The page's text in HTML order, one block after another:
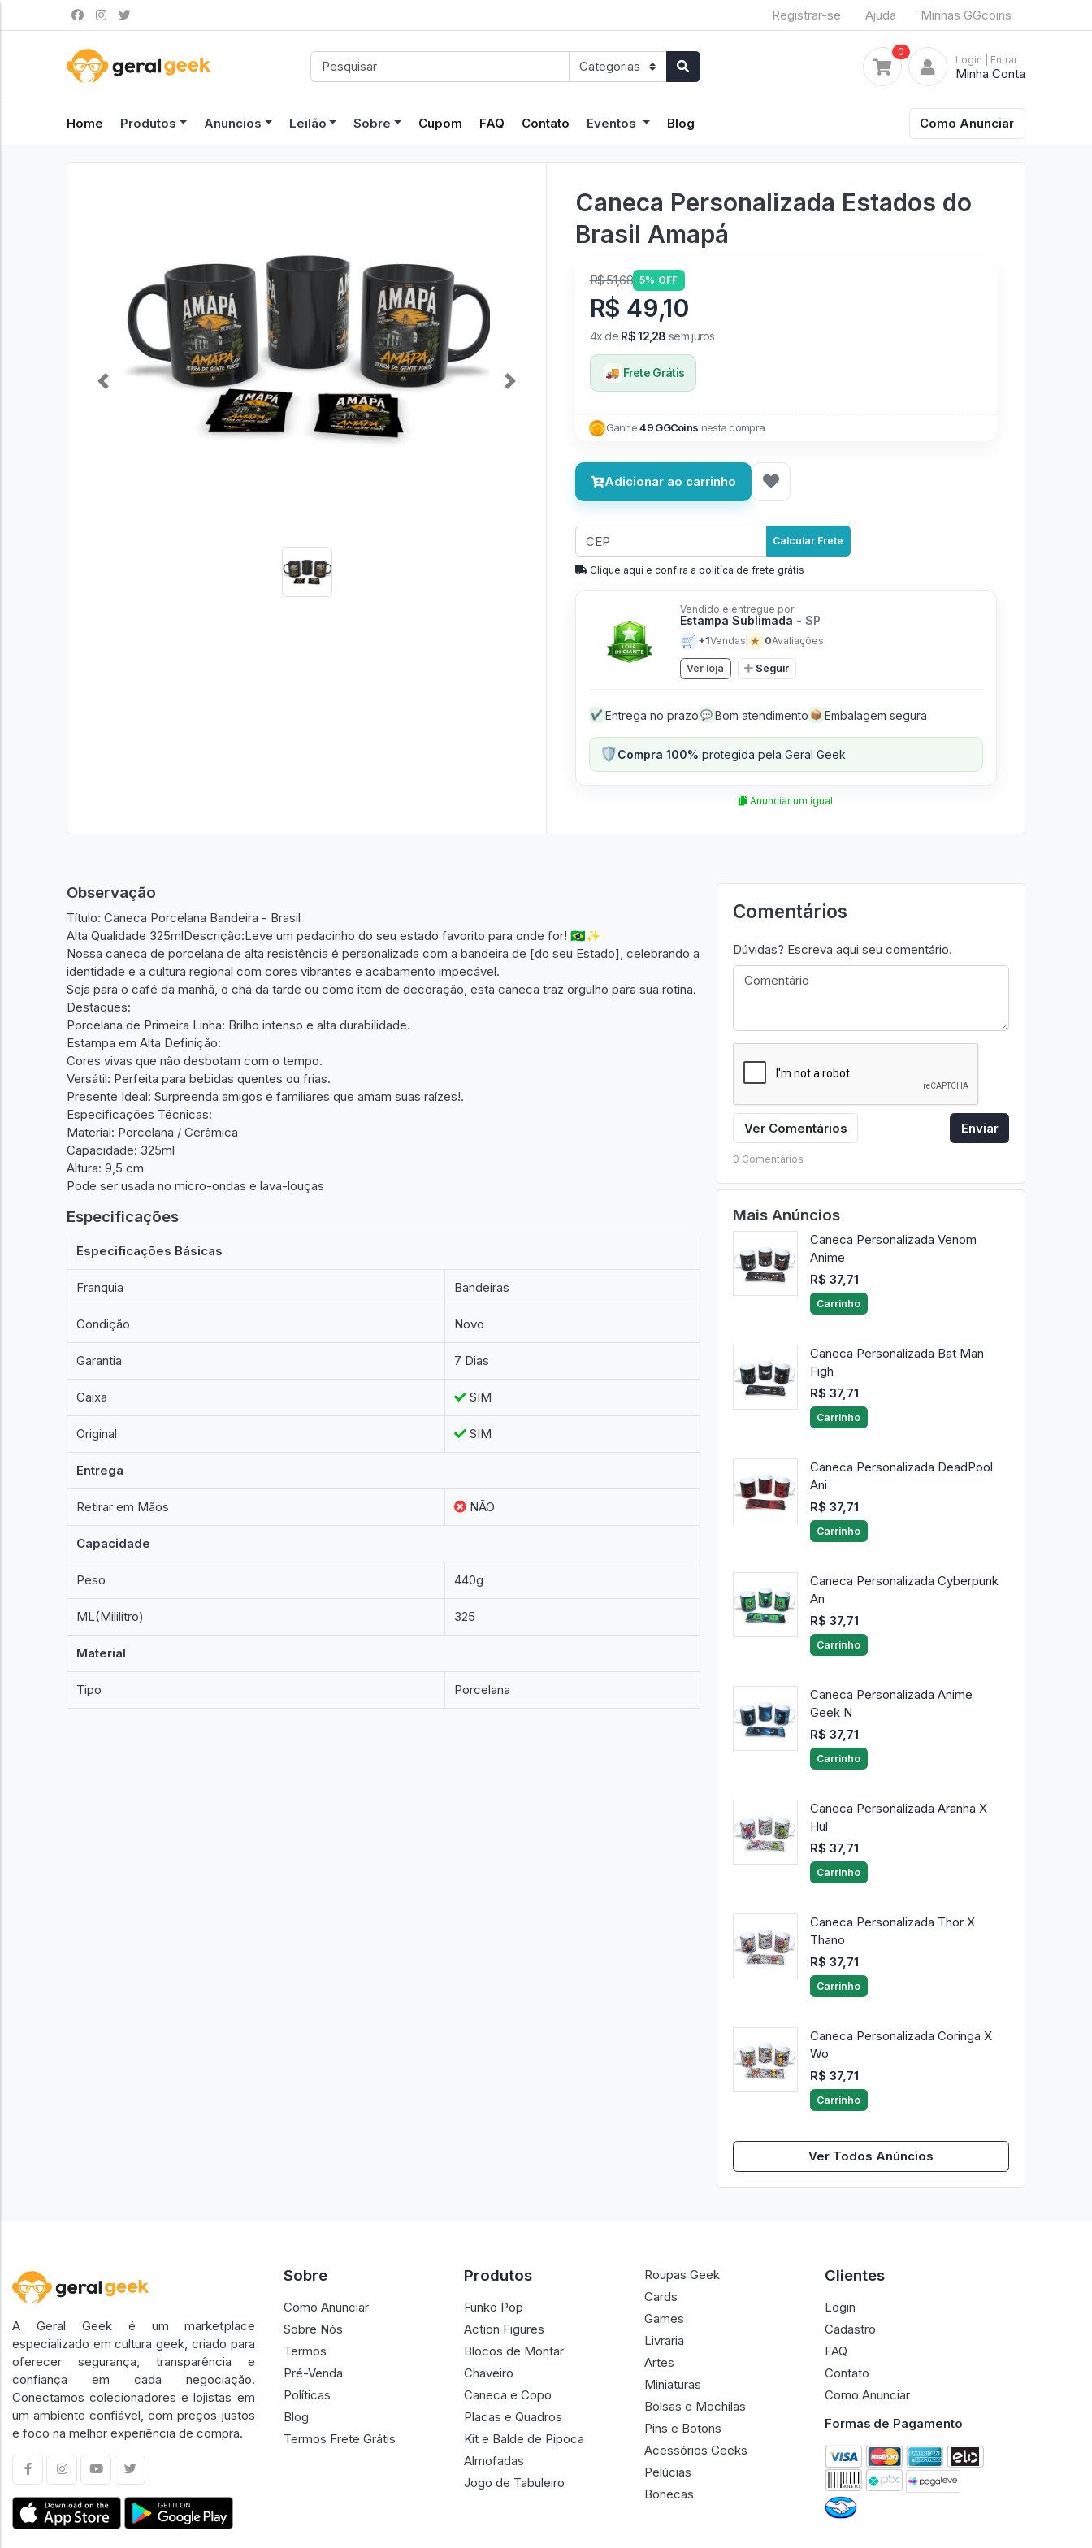
Registrar-se Ajuda Minhas GGcoins
0
Login | Entrar
Minha Conta
Home Produtos Anuncios Leilão Sobre Cupom FAQ Contato Eventos Blog Como Anunciar
Previous Next
Caneca Personalizada Estados do
Brasil Amapá
R$ 51,68 5% OFF
R$ 49,10
4x de R$ 12,28 sem juros
🚚 Frete Grátis
Ganhe49 GGCoins nesta compra
Adicionar ao carrinho
Calcular Frete
Clique aqui e confira a politíca de frete grátis
Vendido e entregue por
Estampa Sublimada - SP
🛒 +1Vendas ★ 0Avaliações
Ver loja Seguir
✔ Entrega no prazo 💬 Bom atendimento 📦 Embalagem segura
🛡️Compra 100% protegida pela Geral Geek
Anunciar um igual
Observação
Título: Caneca Porcelana Bandeira - Brasil
Alta Qualidade 325mlDescrição:Leve um pedacinho do seu estado favorito para onde for! 🇧🇷✨
Nossa caneca de porcelana de alta resistência é personalizada com a bandeira de [do seu Estado], celebrando a
identidade e a cultura regional com cores vibrantes e acabamento impecável.
Seja para o café da manhã, o chá da tarde ou como item de decoração, esta caneca traz orgulho para sua rotina.
Destaques:
Porcelana de Primeira Linha: Brilho intenso e alta durabilidade.
Estampa em Alta Definição:
Cores vivas que não desbotam com o tempo.
Versátil: Perfeita para bebidas quentes ou frias.
Presente Ideal: Surpreenda amigos e familiares que amam suas raízes!.
Especificações Técnicas:
Material: Porcelana / Cerâmica
Capacidade: 325ml
Altura: 9,5 cm
Pode ser usada no micro-ondas e lava-louças
Especificações
Especificações Básicas
Franquia Bandeiras
Condição Novo
Garantia 7 Dias
Caixa SIM
Original SIM
Entrega
Retirar em Mãos NÃO
Capacidade
Peso 440g
ML(Mililitro) 325
Material
Tipo Porcelana
Comentários
Dúvidas? Escreva aqui seu comentário.
Ver Comentários Enviar
0 Comentários
Mais Anúncios
Caneca Personalizada Venom
Anime
R$ 37,71
Carrinho
Caneca Personalizada Bat Man
Figh
R$ 37,71
Carrinho
Caneca Personalizada DeadPool
Ani
R$ 37,71
Carrinho
Caneca Personalizada Cyberpunk
An
R$ 37,71
Carrinho
Caneca Personalizada Anime
Geek N
R$ 37,71
Carrinho
Caneca Personalizada Aranha X
Hul
R$ 37,71
Carrinho
Caneca Personalizada Thor X
Thano
R$ 37,71
Carrinho
Caneca Personalizada Coringa X
Wo
R$ 37,71
Carrinho
Ver Todos Anúncios
A Geral Geek é um marketplace
especializado em cultura geek, criado para
oferecer segurança, transparência e
confiança em cada negociação.
Conectamos colecionadores e lojistas em
um ambiente confiável, com preços justos
e foco na melhor experiência de compra.
Sobre
Como Anunciar
Sobre Nós
Termos
Pré-Venda
Políticas
Blog
Termos Frete Grátis
Produtos
Funko Pop
Action Figures
Blocos de Montar
Chaveiro
Caneca e Copo
Placas e Quadros
Kit e Balde de Pipoca
Almofadas
Jogo de Tabuleiro
Roupas Geek
Cards
Games
Livraria
Artes
Miniaturas
Bolsas e Mochilas
Pins e Botons
Acessórios Geeks
Pelúcias
Bonecas
Clientes
Login
Cadastro
FAQ
Contato
Como Anunciar
Formas de Pagamento